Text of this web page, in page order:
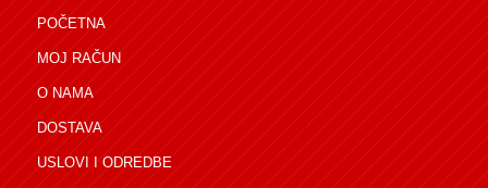
POČETNA
MOJ RAČUN
O NAMA
DOSTAVA
USLOVI I ODREDBE